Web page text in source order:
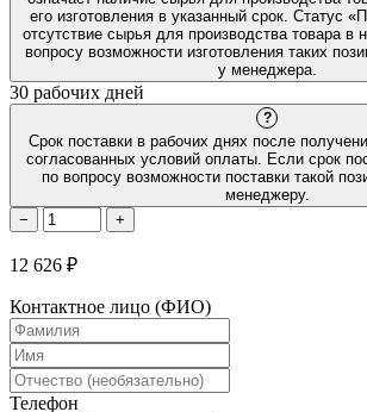
его изготовления в указанный срок. Статус
отсутствие сырья для производства товара в
вопросу возможности изготовления таких
у менеджера.
30 рабочих дней
?
Срок поставки в рабочих днях после
согласованных условий оплаты. Если срок
по вопросу возможности поставки такой
менеджеру.
−
+
12 626 ₽
Контактное лицо (ФИО)
Телефон